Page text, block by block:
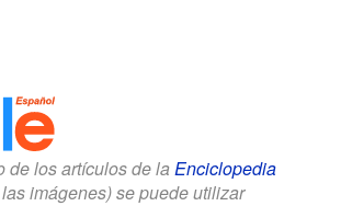
de los artículos de la Enciclopedia
imágenes) se puede utilizar